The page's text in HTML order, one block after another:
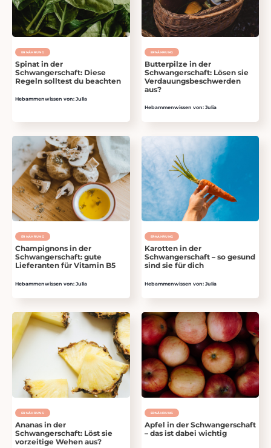
ERNÄHRUNG
Spinat in der
Schwangerschaft: Diese
Regeln solltest du beachten
Hebammenwissen von: Julia
ERNÄHRUNG
Butterpilze in der
Schwangerschaft: Lösen sie
Verdauungsbeschwerden
aus?
Hebammenwissen von: Julia
ERNÄHRUNG
Champignons in der
Schwangerschaft: gute
Lieferanten für Vitamin B5
Hebammenwissen von: Julia
ERNÄHRUNG
Karotten in der
Schwangerschaft – so gesund
sind sie für dich
Hebammenwissen von: Julia
ERNÄHRUNG
Ananas in der
Schwangerschaft: Löst sie
vorzeitige Wehen aus?
ERNÄHRUNG
Apfel in der Schwangerschaft
– das ist dabei wichtig